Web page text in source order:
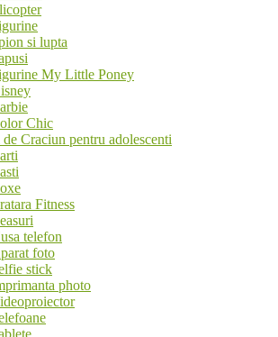
si lupta
My Little Poney
Chic
Craciun pentru adolescenti
Fitness
telefon
foto
stick
photo